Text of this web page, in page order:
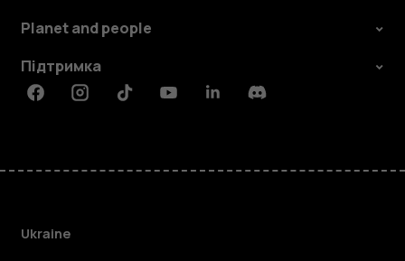
Planet and people
Підтримка
FacebookInstagramTiktokYoutubeLinkedinDiscord
Ukraine